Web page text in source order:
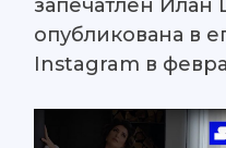
запечатлен
опубликована в
Instagram в